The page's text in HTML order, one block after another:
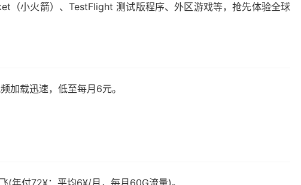
（小火箭）、TestFlight 测试版程序、外区游戏等，抢先体验全球
加载迅速，低至每月6元。
(年付72¥：平均6¥/月，每月60G流量)。